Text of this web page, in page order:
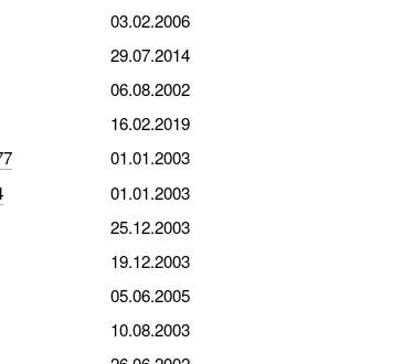
03.02.2006
29.07.2014
06.08.2002
16.02.2019
01.01.2003
01.01.2003
25.12.2003
19.12.2003
05.06.2005
10.08.2003